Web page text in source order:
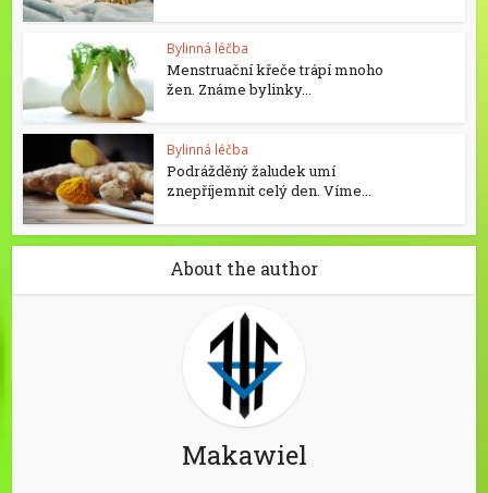
Bylinná léčba
Menstruační křeče trápí mnoho
žen. Známe bylinky...
Bylinná léčba
Podrážděný žaludek umí
znepříjemnit celý den. Víme...
About the author
Makawiel